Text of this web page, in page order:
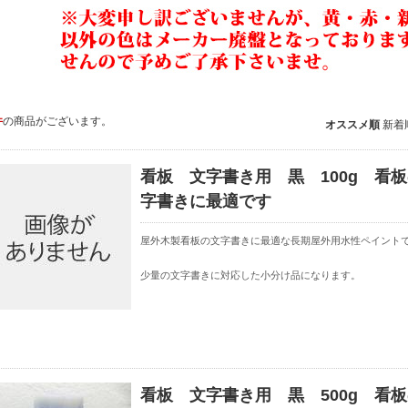
の商品がございます。 オススメ順 新着
看板 文字書き用 黒 100g 看板
字書きに最適です
屋外木製看板の文字書きに最適な長期屋外用水性ペイント
少量の文字書きに対応した小分け品になります。
看板 文字書き用 黒 500g 看板